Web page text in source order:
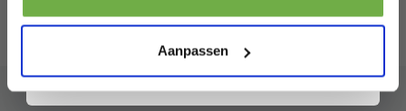
Aanpassen
. Je kunt je op elk moment weer afmelden.